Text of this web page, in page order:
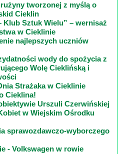
tworzonej z myślą o
Cieklin
Klub Sztuk Wielu” – wernisaż
w Cieklinie
najlepszych uczniów
wody do spożycia z
Wolę Cieklińską i
Strażaka w Cieklinie
Cieklina!
Urszuli Czerwińskiej
w Wiejskim Ośrodku
sprawozdawczo-wyborczego
- Volkswagen w rowie